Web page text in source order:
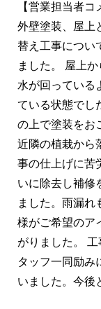
【営業担当者コ
外壁塗装、屋上
替え工事につい
ました。 屋上
水が回っている
ている状態でし
の上で塗装をお
近隣の植栽から
事の仕上げに苦
いに除去し補修
ました。雨漏れ
様がご希望のア
がりました。
タッフ一同励み
いました。今後